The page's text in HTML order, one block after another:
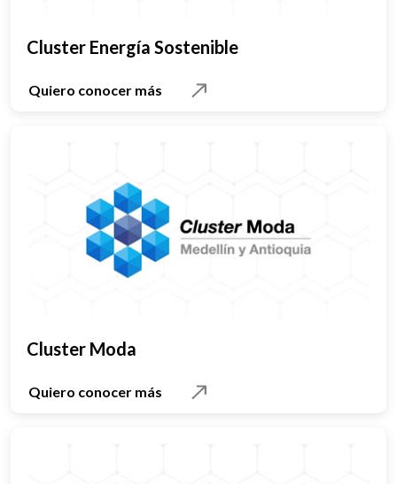
Cluster Energía Sostenible
Quiero conocer más
Cluster Moda
Quiero conocer más